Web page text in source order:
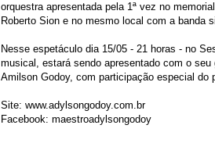
orquestra apresentada pela 1ª vez no
Roberto Sion e no mesmo local com a banda
Nesse espetáculo dia 15/05 - 21 horas - no
musical, estará sendo apresentado com o
Amilson Godoy, com participação especial do
Site: www.adylsongodoy.com.br
Facebook: maestroadylsongodoy